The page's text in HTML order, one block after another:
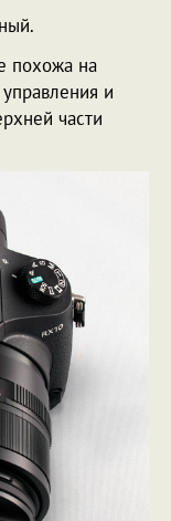
похожа на
и
части